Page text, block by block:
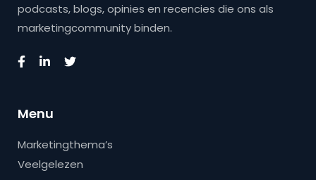
podcasts, blogs, opinies en recencies die ons als
marketingcommunity binden.
Menu
Marketingthema’s
Veelgelezen